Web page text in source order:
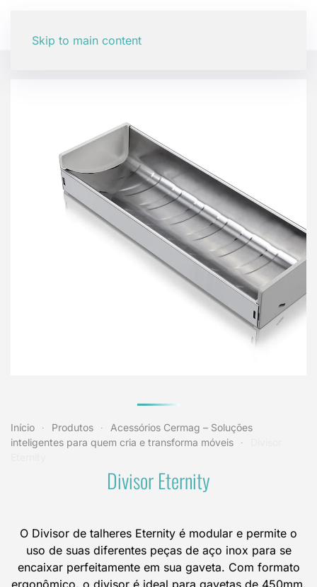
Skip to main content
Início Produtos
Acessórios Cermag – Soluções
inteligentes para quem cria e transforma móveis
Divisor Eternity
O Divisor de talheres Eternity é modular e permite o
uso de suas diferentes peças de aço inox para se
encaixar perfeitamente em sua gaveta. Com formato
ergonômico, o divisor é ideal para gavetas de 450mm,